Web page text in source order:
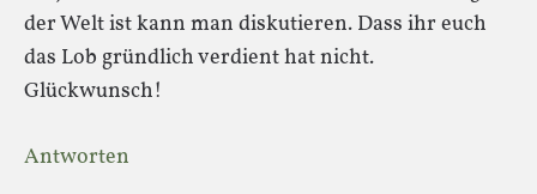
der Welt ist kann man diskutieren. Dass ihr euch
das Lob gründlich verdient hat nicht.
Glückwunsch!
Antworten